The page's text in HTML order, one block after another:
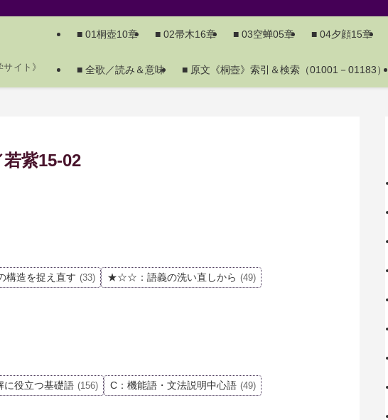
イト》
■ 01桐壺10章 ■ 02帚木16章 ■ 03空蝉05章 ■ 04夕顔15章
■ 全歌／読み＆意味 ■ 原文《桐壺》索引＆検索（01001－01183）
紫15-02
造を捉え直す (33) ★☆☆：語義の洗い直しから (49)
に役立つ基礎語 (156) C：機能語・文法説明中心語 (49)